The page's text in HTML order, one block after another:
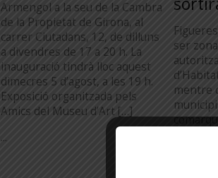
Armengol a la seu de la Cambra
de la Propietat de Girona, al
carrer Ciutadans, 12, de dilluns
a divendres de 17 a 20 h. La
inauguració tindrà lloc aquest
dimecres 5 d’agost, a les 19 h.
Exposició organitzada pels
Amics del Museu d’Art […]
...
ser
mentre